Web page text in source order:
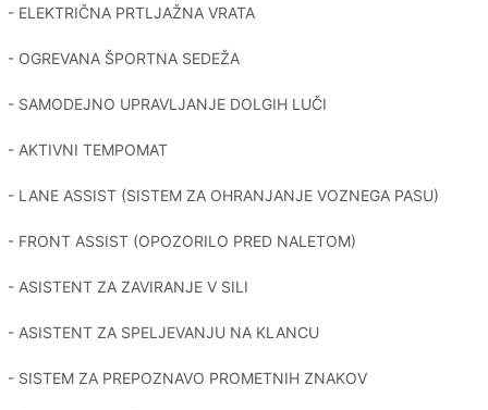
- ELEKTRIČNA PRTLJAŽNA VRATA
- OGREVANA ŠPORTNA SEDEŽA
- SAMODEJNO UPRAVLJANJE DOLGIH LUČI
- AKTIVNI TEMPOMAT
- LANE ASSIST (SISTEM ZA OHRANJANJE VOZNEGA PASU)
- FRONT ASSIST (OPOZORILO PRED NALETOM)
- ASISTENT ZA ZAVIRANJE V SILI
- ASISTENT ZA SPELJEVANJU NA KLANCU
- SISTEM ZA PREPOZNAVO PROMETNIH ZNAKOV